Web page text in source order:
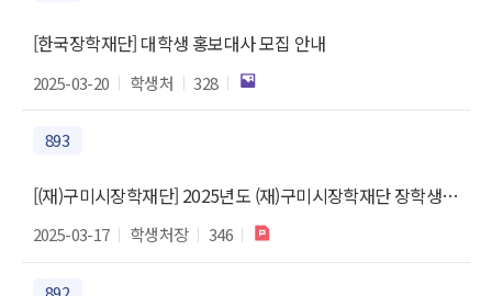
[한국장학재단] 대학생 홍보대사 모집 안내
2025-03-20 학생처 328
893
[(재)구미시장학재단] 2025년도 (재)구미시장학재단 장학생 선발 안내
2025-03-17 학생처장 346